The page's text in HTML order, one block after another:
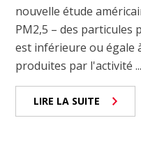
nouvelle étude
PM2,5 – des particules
est inférieure ou égale
produites par l'activité ...
LIRE LA SUITE